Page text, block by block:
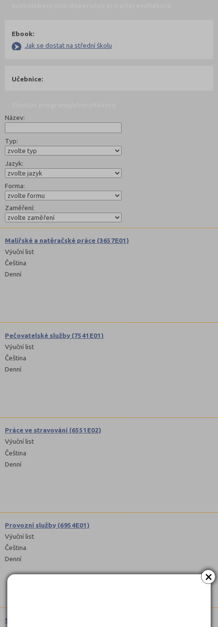
×
Ebook:
Jak se dostat na střední školu
Učebnice:
Název:
Typ:
Jazyk:
Forma:
Zaměření:
Malířské a natěračské práce (3657E01)
Výuční list
Čeština
Denní
Pečovatelské služby (7541E01)
Výuční list
Čeština
Denní
Práce ve stravování (6551E02)
Výuční list
Čeština
Denní
Provozní služby (6954E01)
Výuční list
Čeština
Denní
Stravovací a ubytovací služby (6551E01)